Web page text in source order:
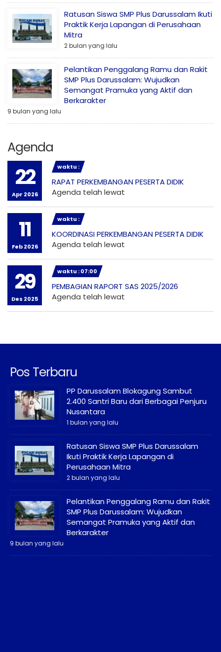
Ratusan Siswa SMP Plus Darussalam Ikuti
Praktik Kerja Lapangan di Perusahaan
Mitra
2 bulan yang lalu
Pelantikan Penggalang Ramu dan Rakit
SMP Plus Darussalam: Wujudkan
Semangat Pramuka yang Aktif dan
Berkarakter
9 bulan yang lalu
Agenda
22
Apr 2026
waktu :
RAPAT PERKEMBANGAN PESERTA DIDIK
Agenda telah lewat
11
Feb 2026
waktu :
KOORDINASI PERKEMBANGAN PESERTA DIDIK
Agenda telah lewat
29
Des 2025
waktu : 07:00
PEMBAGIAN RAPORT SAS 2025/2026
Agenda telah lewat
Pos Terbaru
PP Darussalam Blokagung Sambut
2.400 Santri Baru dari Berbagai Penjuru
Nusantara
1 bulan yang lalu
Ratusan Siswa SMP Plus Darussalam
Ikuti Praktik Kerja Lapangan di
Perusahaan Mitra
2 bulan yang lalu
Pelantikan Penggalang Ramu dan Rakit
SMP Plus Darussalam: Wujudkan
Semangat Pramuka yang Aktif dan
Berkarakter
9 bulan yang lalu